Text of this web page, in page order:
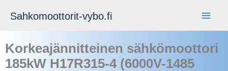
sisältöön
Sahkomoottorit-vybo.fi
Korkeajännitteinen sähkömoottori
185kW H17R315-4 (6000V-1485